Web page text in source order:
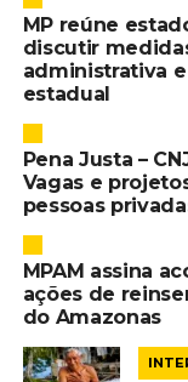
MP reúne
discutir
administrativa
estadual
Pena Justa –
Vagas e
pessoas
MPAM assina
ações de
do Amazonas